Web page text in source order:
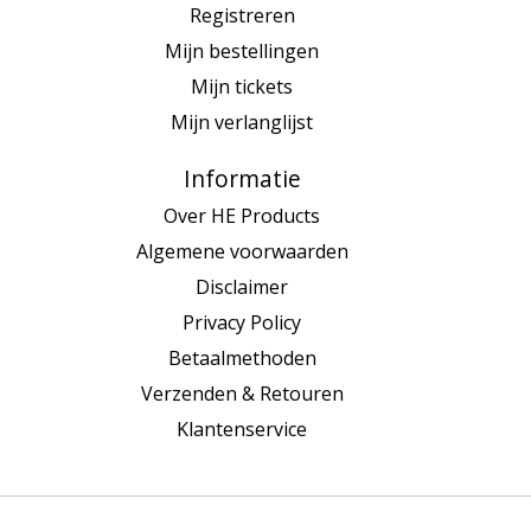
Registreren
Mijn bestellingen
Mijn tickets
Mijn verlanglijst
Informatie
Over HE Products
Algemene voorwaarden
Disclaimer
Privacy Policy
Betaalmethoden
Verzenden & Retouren
Klantenservice